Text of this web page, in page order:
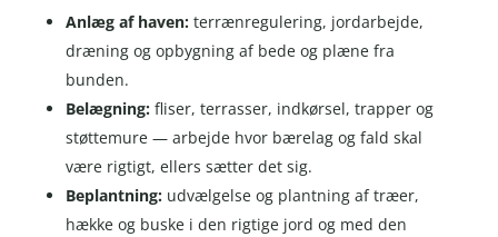
Anlæg af haven:terrænregulering, jordarbejde,
dræning og opbygning af bede og plæne fra
bunden.
Belægning:fliser, terrasser, indkørsel, trapper og
støttemure — arbejde hvor bærelag og fald skal
være rigtigt, ellers sætter det sig.
Beplantning:udvælgelse og plantning af træer,
hække og buske i den rigtige jord og med den